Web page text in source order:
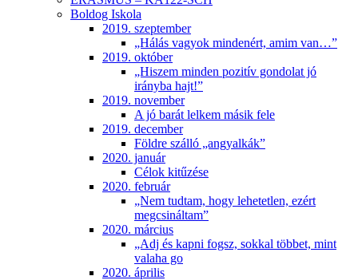
Boldog Iskola
2019. szeptember
„Hálás vagyok mindenért, amim van…”
2019. október
„Hiszem minden pozitív gondolat jó
irányba hajt!”
2019. november
A jó barát lelkem másik fele
2019. december
Földre szálló „angyalkák”
2020. január
Célok kitűzése
2020. február
„Nem tudtam, hogy lehetetlen, ezért
megcsináltam”
2020. március
„Adj és kapni fogsz, sokkal többet, mint
valaha go
2020. április